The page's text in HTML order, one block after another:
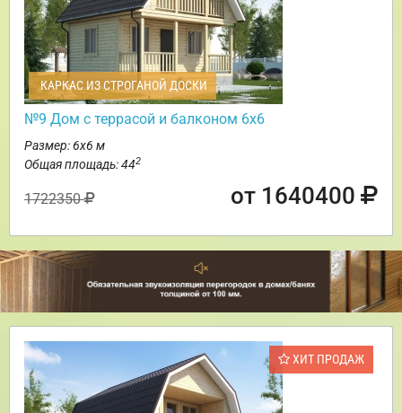
КАРКАС ИЗ СТРОГАНОЙ ДОСКИ
№9 Дом с террасой и балконом 6х6
Размер: 6х6 м
Общая площадь: 442
1722350 от 1640400
ХИТ ПРОДАЖ